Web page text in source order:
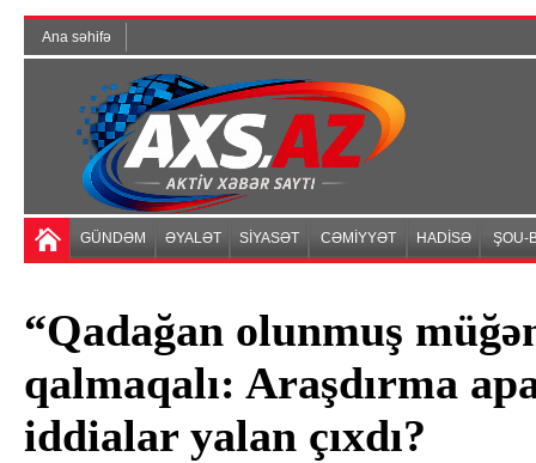
Ana səhifə
GÜNDƏM ƏYALƏT SİYASƏT CƏMİYYƏT HADİSƏ ŞOU-
“Qadağan olunmuş
qalmaqalı: Araşdırma
iddialar yalan çıxdı?